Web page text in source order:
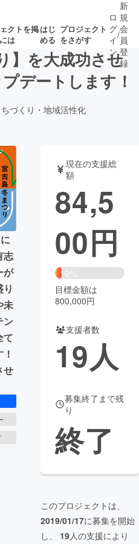
クトを掲
は
はじ
める
プロジェクト
をさがす
募集終了が近いプ
ロジェクト
されます
音楽
ット ゲーム・
書籍・雑誌
チャレンジ
化
CAMPFIRE Creation
machi-ya コミュニティ
ロ
グ
イ
ン
/
新
規
会
員
登
録
】を大成功させ
デートします！
ちづくり・地域活性化
志
が
未
ン
て
せ
現在の支援総
額
84,5
00円
10%
目標金額は
800,000円
支援者数
19人
募集終了まで残
り
終了
このプロジェクトは、
2019/01/17に募集を開始
し、 19人の支援により